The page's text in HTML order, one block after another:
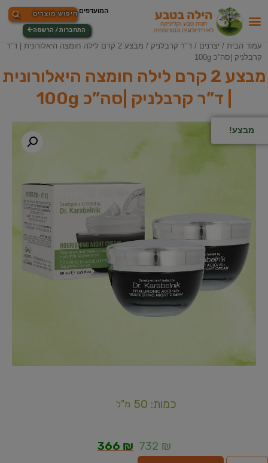
התחברות / הרשמה
עמוד הבית / יצרנים / ד"ר קרבלניק
/ מבצע 2 קרם לילה חומצה היאלורונית | ד”ר
קרבלניק |סה”כ 100g
מבצע 2 קרם לילה חומצה היאלורונית
| ד”ר קרבלניק |סה”כ 100g
מבצע!
כמות: 50 מ"ל
732 ₪
366 ₪